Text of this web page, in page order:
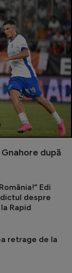
după
Edi
despre
Rapid
retrage de la